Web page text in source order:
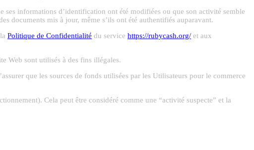
informations d’identification ont été modifiées ou que son activité semble
documents mis à jour, même s’ils ont été authentifiés auparavant.
Politique de Confidentialité du service https://rubycash.org/ et aux
Web sont utilisés à des fins illégales.
que les sources de fonds utilisées par les Utilisateurs pour le commerce
Cela peut être considéré comme une “activité suspecte” et la